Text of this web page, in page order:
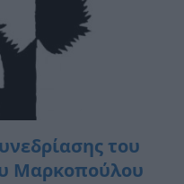
του
Μαρκοπούλου